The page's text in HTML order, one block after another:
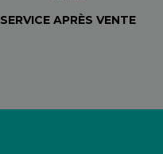
SERVICE APRÈS VENTE